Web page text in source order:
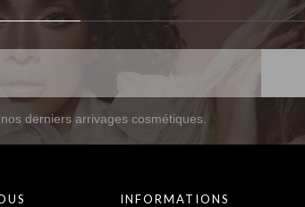
derniers arrivages cosmétiques.
INFORMATIONS